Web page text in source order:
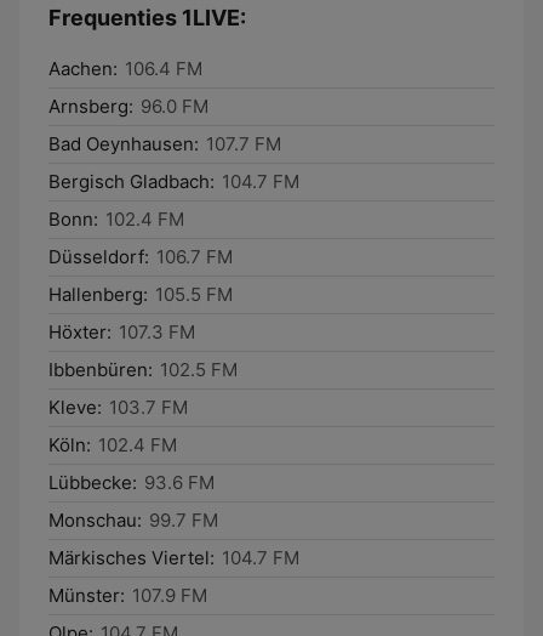
Frequenties 1LIVE:
Aachen: 106.4 FM
Arnsberg: 96.0 FM
Bad Oeynhausen: 107.7 FM
Bergisch Gladbach: 104.7 FM
Bonn: 102.4 FM
Düsseldorf: 106.7 FM
Hallenberg: 105.5 FM
Höxter: 107.3 FM
Ibbenbüren: 102.5 FM
Kleve: 103.7 FM
Köln: 102.4 FM
Lübbecke: 93.6 FM
Monschau: 99.7 FM
Märkisches Viertel: 104.7 FM
Münster: 107.9 FM